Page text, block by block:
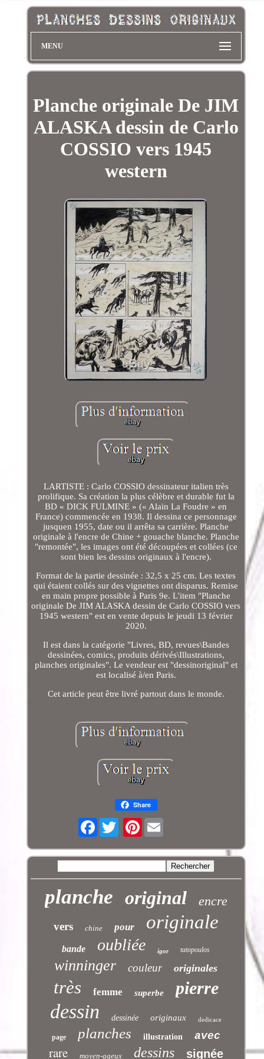
MENU
Planche originale De JIM
ALASKA dessin de Carlo
COSSIO vers 1945
western
LARTISTE : Carlo COSSIO dessinateur italien très
prolifique. Sa création la plus célèbre et durable fut la
BD « DICK FULMINE » (« Alain La Foudre » en
France) commencée en 1938. Il dessina ce personnage
jusquen 1955, date ou il arrêta sa carrière. Planche
originale à l'encre de Chine + gouache blanche. Planche
"remontée", les images ont été découpées et collées (ce
sont bien les dessins originaux à l'encre).
Format de la partie dessinée : 32,5 x 25 cm. Les textes
qui étaient collés sur des vignettes ont disparus. Remise
en main propre possible à Paris 9e. L'item "Planche
originale De JIM ALASKA dessin de Carlo COSSIO vers
1945 western" est en vente depuis le jeudi 13 février
2020.
Il est dans la catégorie "Livres, BD, revues\Bandes
dessinées, comics, produits dérivés\Illustrations,
planches originales". Le vendeur est "dessinoriginal" et
est localisé à/en Paris.
Cet article peut être livré partout dans le monde.
Share
Facebook Pinterest
planche original encre
vers chine pour originale
bande oubliée igor tatopoulos
winninger couleur originales
très femme superbe pierre
dessin dessinée originaux dedicace
page planches illustration avec
rare moyen-ageux dessins signée